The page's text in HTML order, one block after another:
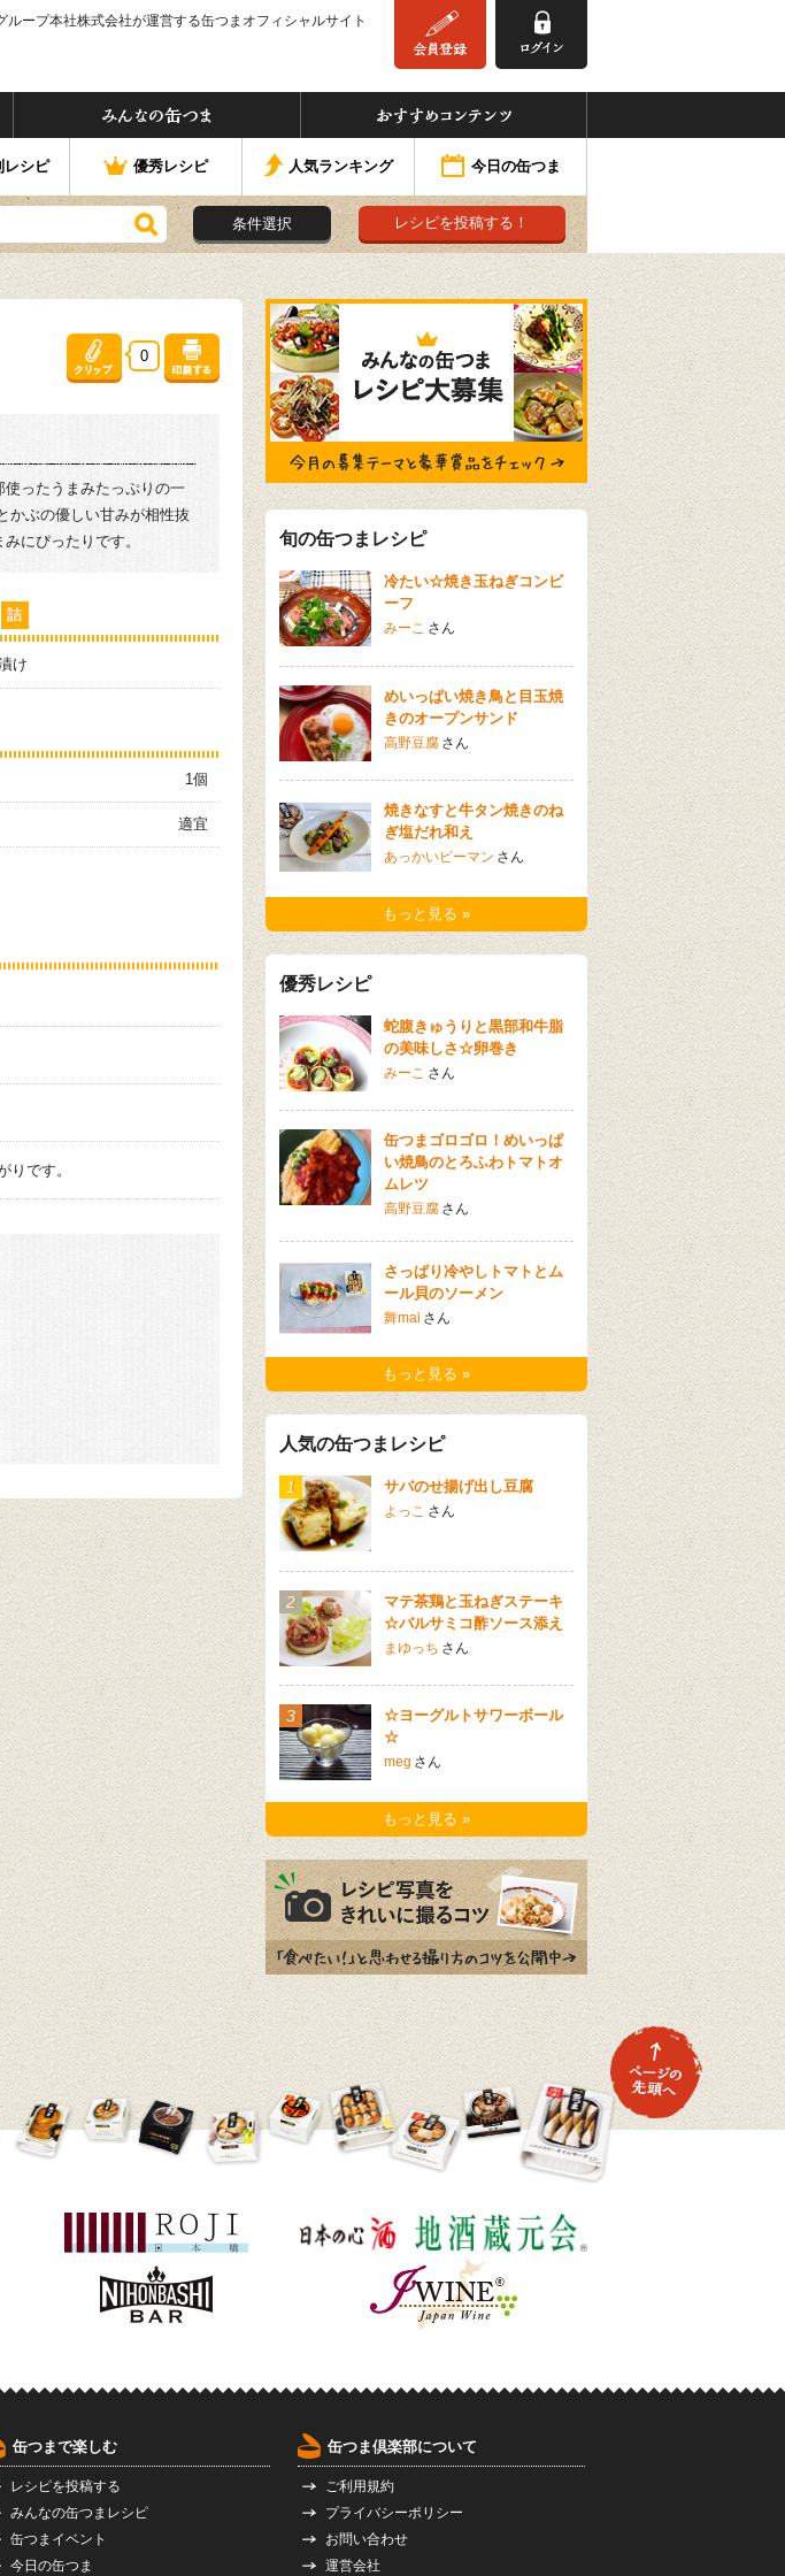
ループ本社株式会社が運営する缶つまオフィシャルサイト
缶つまラインナップ みんなの缶つま
レシピ 優秀レシピ 人気ランキング 今日の缶つま
条件選択 レシピを投稿する！
0
ったうまみたっぷりの一
かぶの優しい甘みが相性抜
にぴったりです。
詰
け
1個
適宜
りです。
旬の缶つまレシピ
冷たい☆焼き玉ねぎコンビ
ーフ
みーこ さん
めいっぱい焼き鳥と目玉焼
きのオープンサンド
高野豆腐 さん
焼きなすと牛タン焼きのね
ぎ塩だれ和え
あっかいピーマン さん
もっと見る »
優秀レシピ
蛇腹きゅうりと黒部和牛脂
の美味しさ☆卵巻き
みーこ さん
缶つまゴロゴロ！めいっぱ
い焼鳥のとろふわトマトオ
ムレツ
高野豆腐 さん
さっぱり冷やしトマトとム
ール貝のソーメン
舞mai さん
もっと見る »
人気の缶つまレシピ
1 サバのせ揚げ出し豆腐
よっこ さん
2
マテ茶鶏と玉ねぎステーキ
☆バルサミコ酢ソース添え
まゆっち さん
3
☆ヨーグルトサワーボール
☆
meg さん
もっと見る »
缶つまで楽しむ
レシピを投稿する
みんなの缶つまレシピ
缶つまイベント
今日の缶つま
缶つま倶楽部について
ご利用規約
プライバシーポリシー
お問い合わせ
運営会社